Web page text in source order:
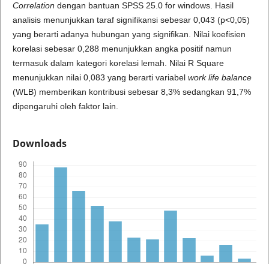
Correlation dengan bantuan SPSS 25.0 for windows. Hasil
analisis menunjukkan taraf signifikansi sebesar 0,043 (p<0,05)
yang berarti adanya hubungan yang signifikan. Nilai koefisien
korelasi sebesar 0,288 menunjukkan angka positif namun
termasuk dalam kategori korelasi lemah. Nilai R Square
menunjukkan nilai 0,083 yang berarti variabel work life balance
(WLB) memberikan kontribusi sebesar 8,3% sedangkan 91,7%
dipengaruhi oleh faktor lain.
Downloads